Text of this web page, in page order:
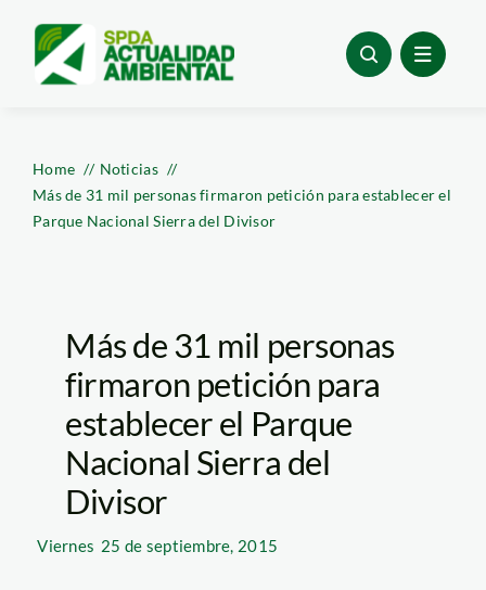
content
Home
Noticias
Más de 31 mil personas firmaron petición para establecer el
Parque Nacional Sierra del Divisor
Más de 31 mil personas
firmaron petición para
establecer el Parque
Nacional Sierra del
Divisor
Viernes 25 de septiembre, 2015